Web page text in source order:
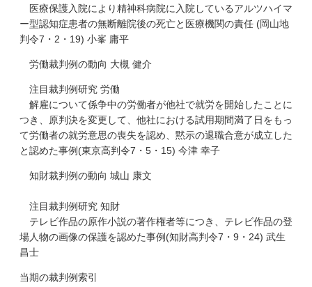
医療保護入院により精神科病院に入院しているアルツハイマ
ー型認知症患者の無断離院後の死亡と医療機関の責任 (岡山地
判令7・2・19) 小峯 庸平
労働裁判例の動向 大槻 健介
注目裁判例研究 労働
解雇について係争中の労働者が他社で就労を開始したことに
つき、原判決を変更して、他社における試用期間満了日をもっ
て労働者の就労意思の喪失を認め、黙示の退職合意が成立した
と認めた事例(東京高判令7・5・15) 今津 幸子
知財裁判例の動向 城山 康文
注目裁判例研究 知財
テレビ作品の原作小説の著作権者等につき、テレビ作品の登
場人物の画像の保護を認めた事例(知財高判令7・9・24) 武生
昌士
当期の裁判例索引